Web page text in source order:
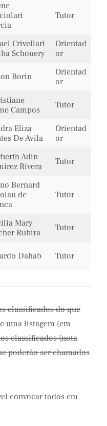
Tutor
Crivellari
Schouery
Orientad
or
Borin
Orientad
or
Campos
Tutor
Eliza
De Avila
Orientad
or
Adin
Rivera
Tutor
Bernard
de
Tutor
Mary
Rubira
Tutor
Dahab Tutor
classificados do que
uma listagem (em
classificados (nota
poderão ser chamados
convocar todos em